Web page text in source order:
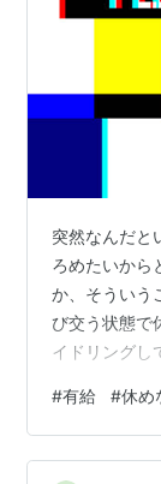
突然なんだと
ろめたいから
か、そういう
び交う状態で
イドリングし
方がマシだ
て時間調整が
る。 だから
#有給 #休め